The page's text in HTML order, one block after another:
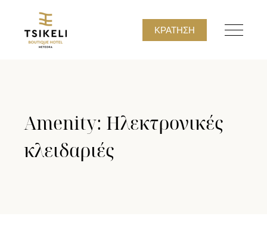
ΚΡΆΤΗΣΗ
Amenity: Ηλεκτρονικές
κλειδαριές